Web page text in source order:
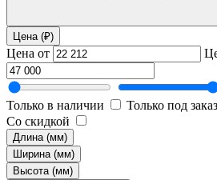
Цена (₽)
Цена от
Только в наличии Только под заказ
Со скидкой
Длина (мм)
Ширина (мм)
Высота (мм)